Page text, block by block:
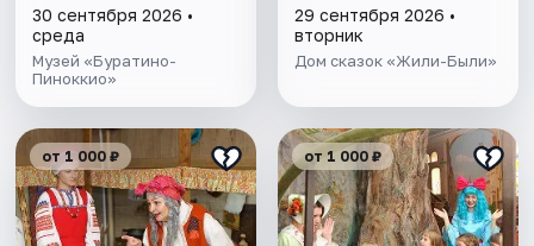
30 сентября 2026 •
среда
Музей «Буратино-
Пиноккио»
29 сентября 2026 •
вторник
Дом сказок «Жили-Были»
от 1 000 ₽ от 1 000 ₽